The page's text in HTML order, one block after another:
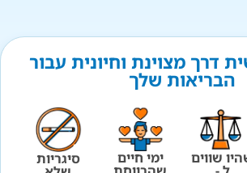
דרך מצוינת וחיונית עבור
הבריאות שלך
שווים ימי חיים סיגריות